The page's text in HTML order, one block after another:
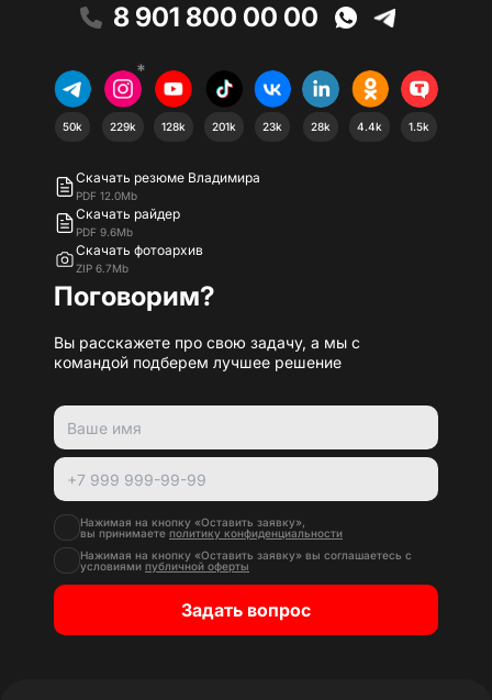
8 901 800 00 00
50k
*
229k 128k 201k 23k 28k 4.4k 1.5k
Скачать резюме Владимира
PDF 12.0Mb
Скачать райдер
PDF 9.6Mb
Скачать фотоархив
ZIP 6.7Mb
Поговорим?
Вы расскажете про свою задачу, а мы с
командой подберем лучшее решение
Нажимая на кнопку «Оставить заявку»,
вы принимаете политику конфиденциальности
Нажимая на кнопку «Оставить заявку» вы соглашаетесь с
условиями публичной оферты
Задать вопрос